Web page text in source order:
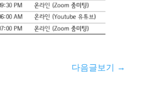
다음글보기 →